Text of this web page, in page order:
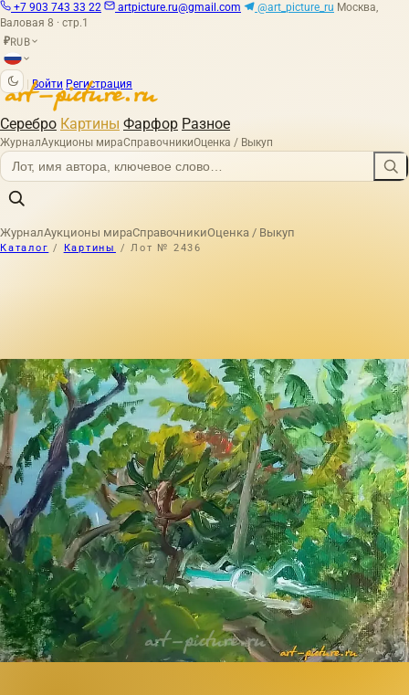
+7 903 743 33 22 artpicture.ru@gmail.com @art_picture_ru Москва,
Валовая 8 · стр.1
₽RUB
Войти Регистрация
Серебро Картины Фарфор Разное
ЖурналАукционы мираСправочникиОценка / Выкуп
ЖурналАукционы мираСправочникиОценка / Выкуп
Каталог / Картины / Лот № 2436